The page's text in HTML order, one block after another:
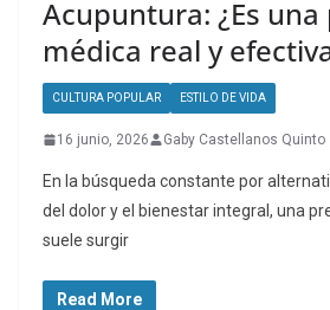
Acupuntura: ¿Es una
médica real y
CULTURA POPULAR ESTILO DE VIDA
16 junio, 2026 Gaby Castellanos Quinto
En la búsqueda constante por
del dolor y el bienestar integral, una
suele surgir
Read More